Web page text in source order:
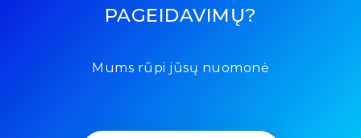
PAGEIDAVIMŲ?
Mums rūpi jūsų nuomonė